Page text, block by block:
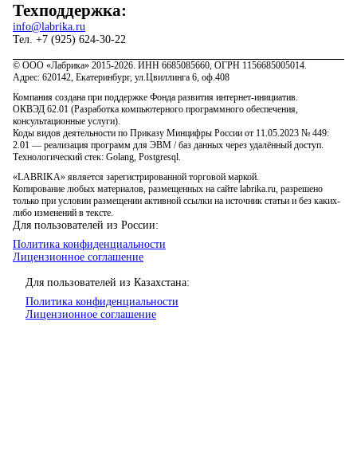
Техподдержка:
info@labrika.ru
Тел. +7 (925) 624-30-22
© ООО «Лабрика» 2015-2026. ИНН 6685085660, ОГРН 1156685005014.
Адрес: 620142, Екатеринбург, ул.Цвиллинга 6, оф.408
Компания создана при поддержке Фонда развития интернет-инициатив.
ОКВЭД 62.01 (Разработка компьютерного программного обеспечения,
консультационные услуги).
Коды видов деятельности по Приказу Минцифры России от 11.05.2023 № 449:
2.01 — реализация программ для ЭВМ / баз данных через удалённый доступ.
Технологический стек: Golang, Postgresql.
«LABRIKA» является зарегистрированной торговой маркой.
Копирование любых материалов, размещенных на сайте labrika.ru, разрешено
только при условии размещении активной ссылки на источник статьи и без каких-
либо изменений в тексте.
Для пользователей из России:
Политика конфиденциальности
Лицензионное соглашение
Для пользователей из Казахстана:
Политика конфиденциальности
Лицензионное соглашение